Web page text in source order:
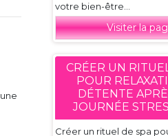
votre bien-être...
Visiter la
CRÉER UN
POUR
DÉTENTE
JOURNÉE
Créer un rituel de spa